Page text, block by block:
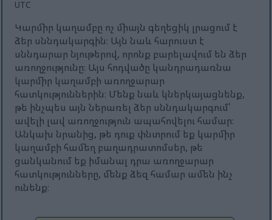
UTC
Կարմիր կաղամբը ոչ միայն գեղեցիկ լրացում է
ձեր սննդակարգին։ Այն նաև հարուստ է
սննդարար նյութերով, որոնք բարելավում են ձեր
առողջությունը։ Այս հոդվածը կանդրադառնա
կարմիր կաղամբի առողջարար
հատկություններին։ Մենք նաև կներկայացնենք,
թե ինչպես այն ներառել ձեր սննդակարգում՝
ավելի լավ առողջություն ապահովելու համար։
Անկախ նրանից, թե դուք փնտրում եք կարմիր
կաղամբի համեղ բաղադրատոմսեր, թե
ցանկանում եք իմանալ դրա առողջարար
հատկությունները, մենք ձեզ համար ամեն ինչ
ունենք։